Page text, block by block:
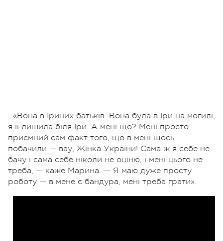
«Вона в Іриних батьків. Вона була в Іри на могилі,
я її лишила біля Іри. А мені що? Мені просто
приємний сам факт того, що в мені щось
побачили — вау, Жінка України! Сама ж я себе не
бачу і сама себе ніколи не оціню, і мені цього не
треба, — каже Марина. — Я маю дуже просту
роботу — в мене є бандура, мені треба грати».